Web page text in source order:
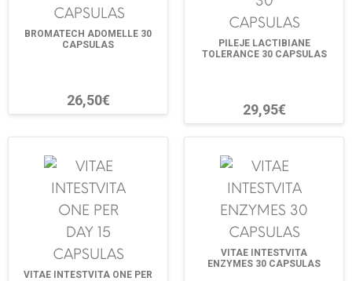
BROMATECH ADOMELLE 30
CAPSULAS
26,50€
PILEJE LACTIBIANE
TOLERANCE 30 CAPSULAS
29,95€
VITAE INTESTVITA ONE PER
VITAE INTESTVITA
ENZYMES 30 CAPSULAS